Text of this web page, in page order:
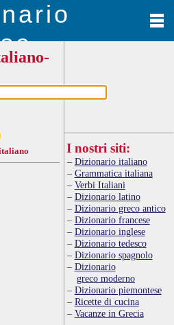
I nostri siti:
Dizionario italiano
Grammatica italiana
Verbi Italiani
Dizionario latino
Dizionario greco antico
Dizionario francese
Dizionario inglese
Dizionario tedesco
Dizionario spagnolo
Dizionario
greco moderno
Dizionario piemontese
Ricette di cucina
Vacanze in Grecia